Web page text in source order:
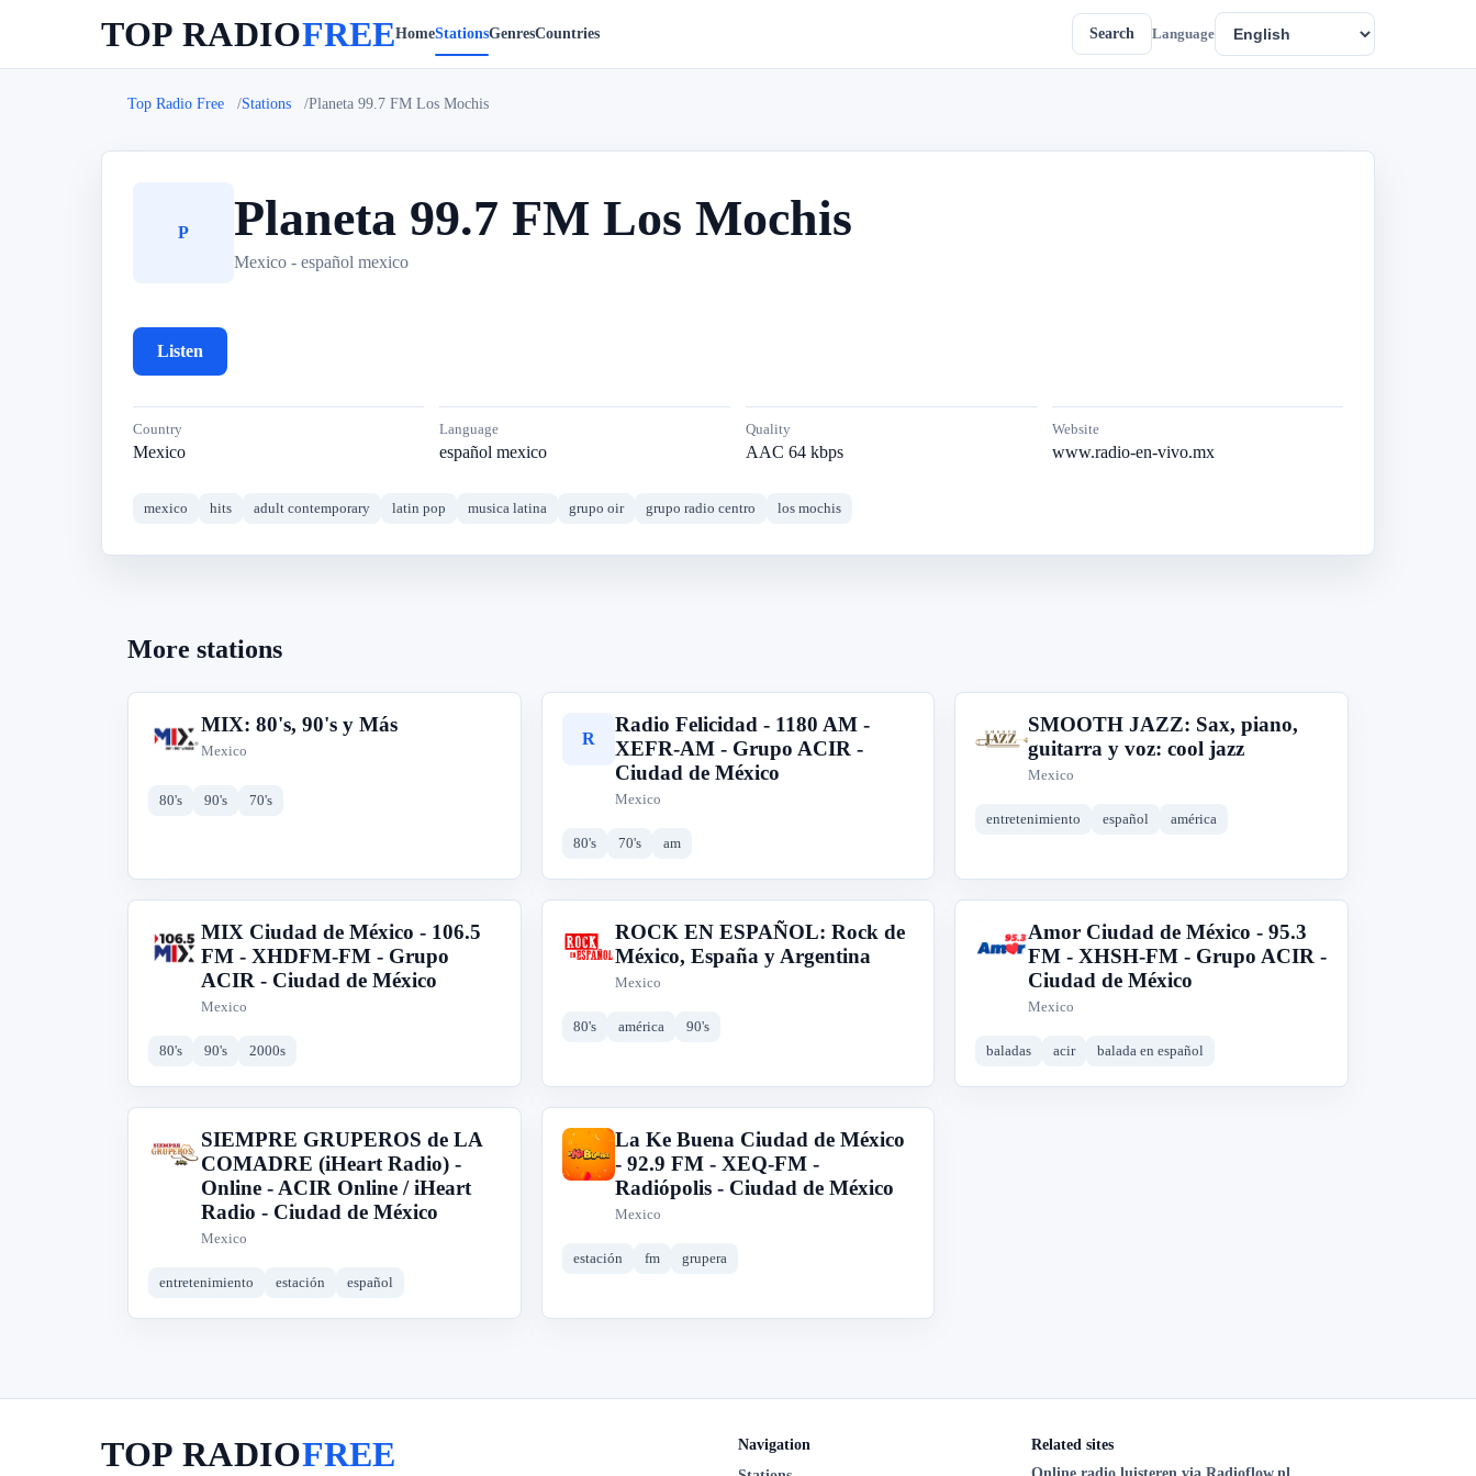
TOP RADIOFREEHomeStationsGenresCountries Search Language
Top Radio Free Stations Planeta 99.7 FM Los Mochis
P Planeta 99.7 FM Los Mochis
Mexico - español mexico
Listen
Country
Mexico
Language
español mexico
Quality
AAC 64 kbps
Website
www.radio-en-vivo.mx
mexico hits adult contemporary latin pop musica latina grupo oir grupo radio centro los mochis
More stations
M
MIX: 80's, 90's y Más
Mexico
80's 90's 70's
R
Radio Felicidad - 1180 AM -
XEFR-AM - Grupo ACIR -
Ciudad de México
Mexico
80's 70's am
S
SMOOTH JAZZ: Sax, piano,
guitarra y voz: cool jazz
Mexico
entretenimiento español américa
M
MIX Ciudad de México - 106.5
FM - XHDFM-FM - Grupo
ACIR - Ciudad de México
Mexico
80's 90's 2000s
R
ROCK EN ESPAÑOL: Rock de
México, España y Argentina
Mexico
80's américa 90's
A
Amor Ciudad de México - 95.3
FM - XHSH-FM - Grupo ACIR -
Ciudad de México
Mexico
baladas acir balada en español
S
SIEMPRE GRUPEROS de LA
COMADRE (iHeart Radio) -
Online - ACIR Online / iHeart
Radio - Ciudad de México
Mexico
entretenimiento estación español
L
La Ke Buena Ciudad de México
- 92.9 FM - XEQ-FM -
Radiópolis - Ciudad de México
Mexico
estación fm grupera
TOP RADIOFREE
Navigation
Related sites